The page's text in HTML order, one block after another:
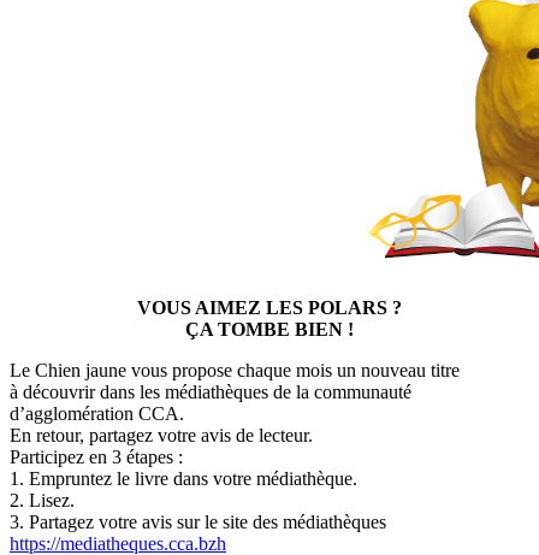
VOUS AIMEZ LES POLARS ?
ÇA TOMBE BIEN !
Le Chien jaune vous propose chaque mois un nouveau titre
à découvrir dans les médiathèques de la communauté
d’agglomération CCA.
En retour, partagez votre avis de lecteur.
Participez en 3 étapes :
1. Empruntez le livre dans votre médiathèque.
2. Lisez.
3. Partagez votre avis sur le site des médiathèques
https://mediatheques.cca.bzh